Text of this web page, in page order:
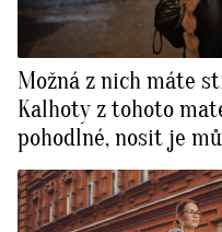
Možná z nich máte
Kalhoty z tohoto
pohodlné, nosit je